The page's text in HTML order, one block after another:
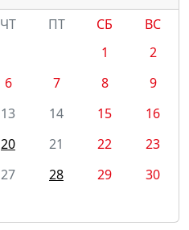
ЧТ ПТ СБ
ВС
1
2
6 7 8
9
13 14 15
16
20 21 22
23
27 28 29
30